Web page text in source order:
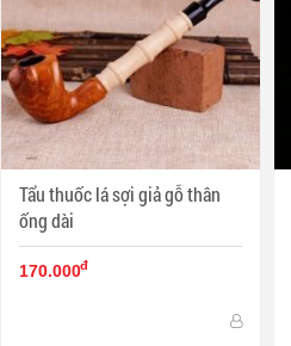
Tẩu thuốc lá sợi giả gỗ thân
ống dài
170.000đ